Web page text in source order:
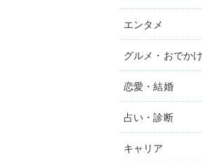
エンタメ
グルメ・おでかけ
恋愛・結婚
占い・診断
キャリア